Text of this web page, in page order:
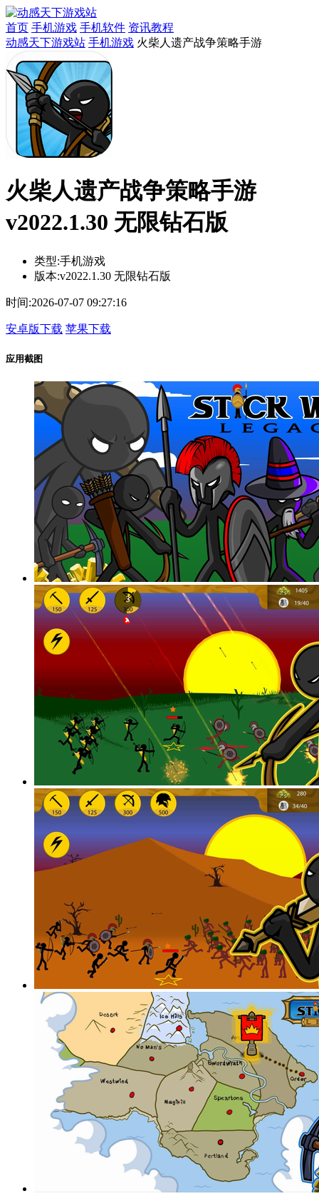
首页 手机游戏 手机软件 资讯教程
动感天下游戏站 手机游戏 火柴人遗产战争策略手游
火柴人遗产战争策略手游
v2022.1.30 无限钻石版
类型:手机游戏
版本:v2022.1.30 无限钻石版
时间:2026-07-07 09:27:16
安卓版下载 苹果下载
应用截图